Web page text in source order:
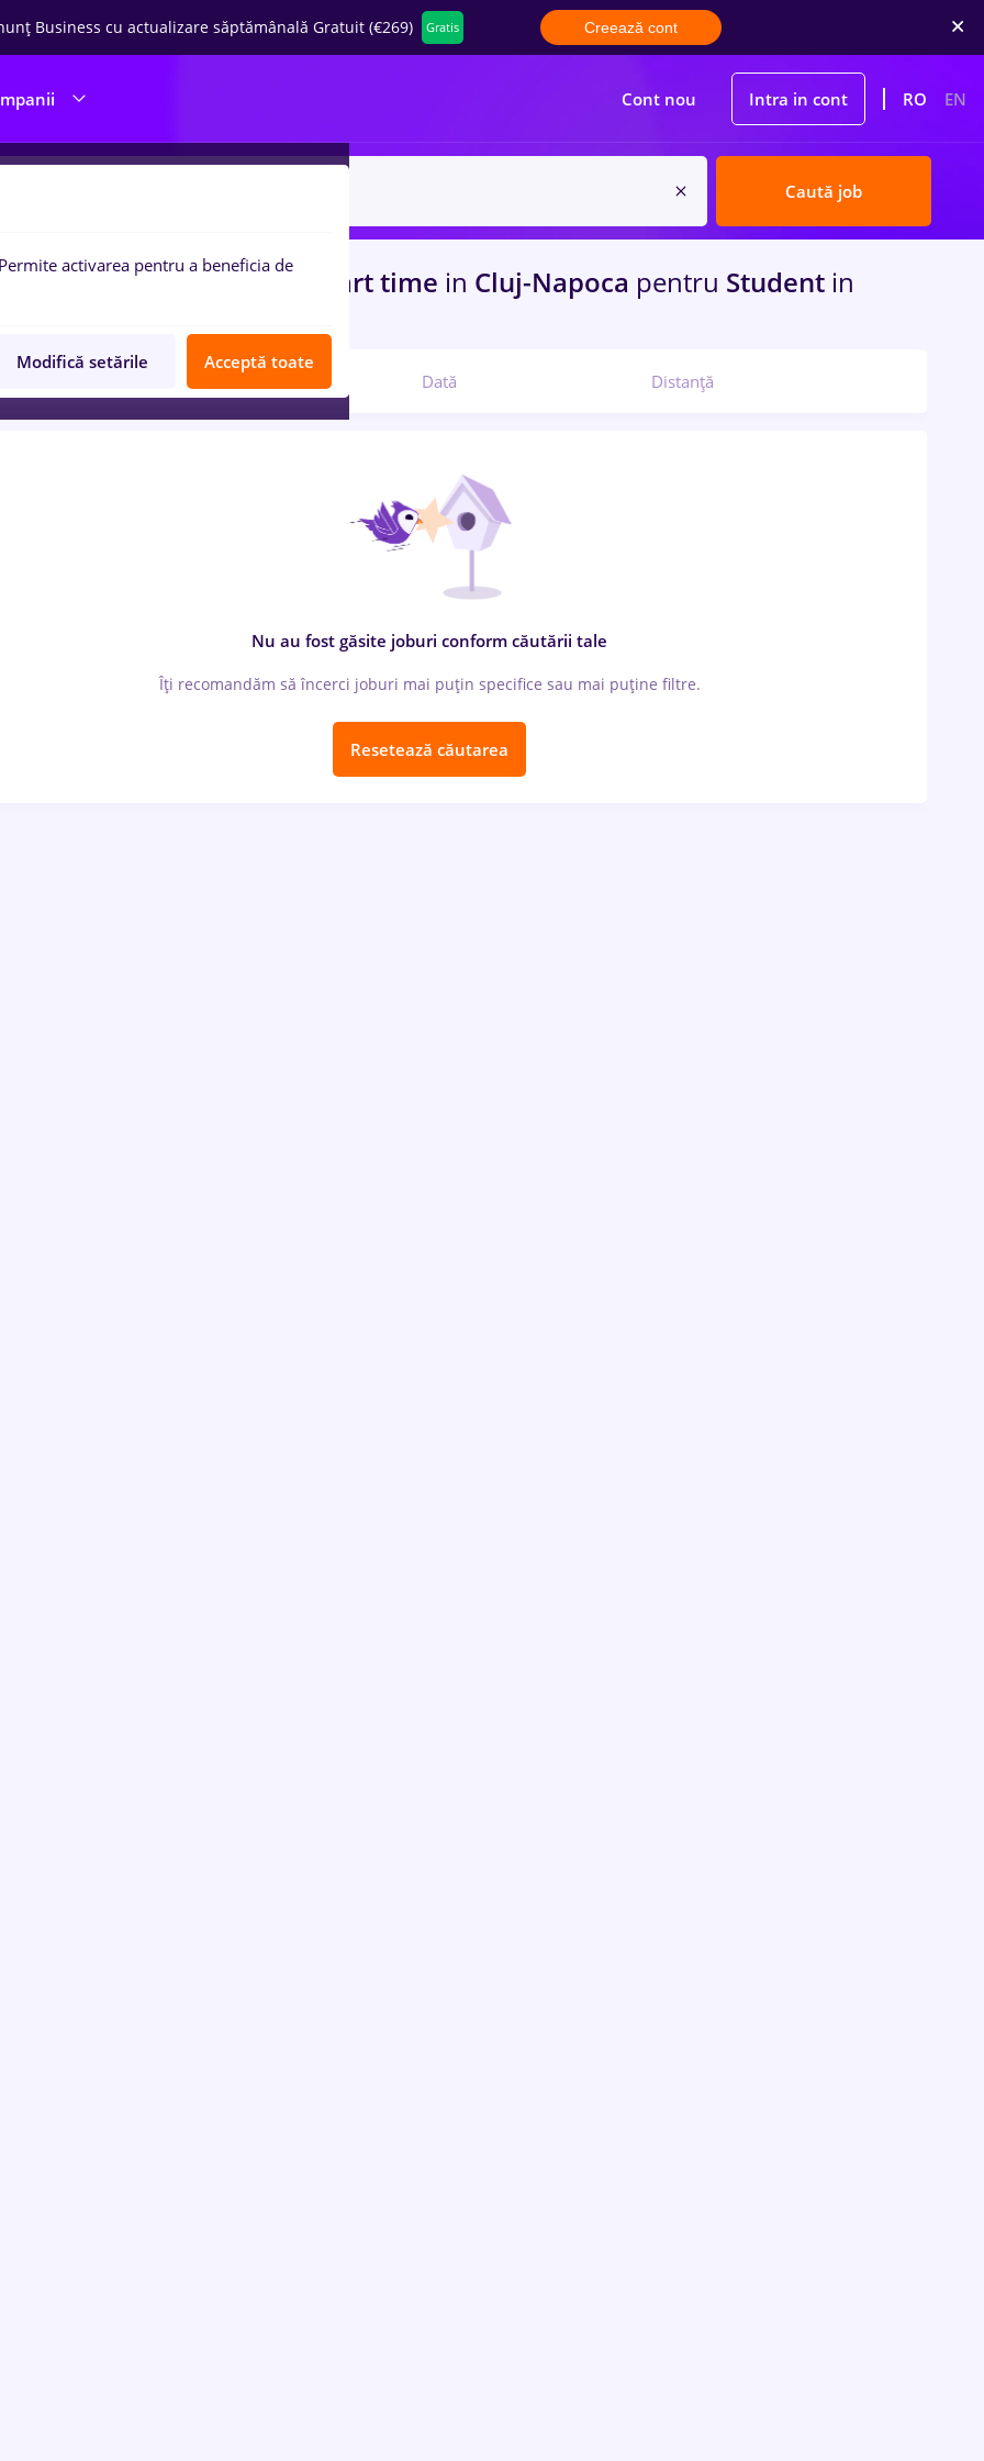
Business cu actualizare săptămânală Gratuit (€269) Gratis Creează cont
Cont nou Intra in cont RO EN
Caută job
de muncaengineering, Part time in Cluj-Napoca pentru Student in
Relevanță Dată Distanță
Nu au fost găsite joburi conform căutării tale
Îți recomandăm să încerci joburi mai puțin specifice sau mai puține filtre.
Resetează căutarea
Permite activarea pentru a beneficia de
Modifică setările Acceptă toate